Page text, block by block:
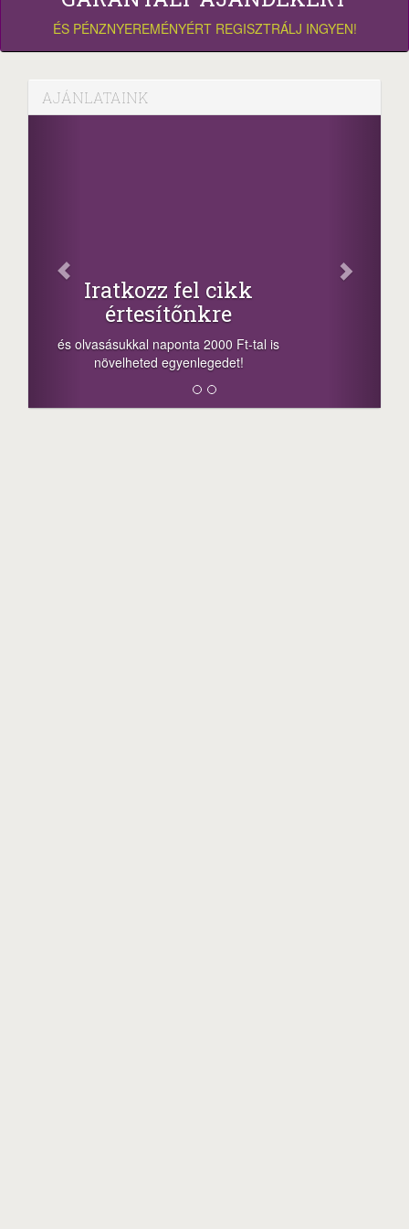
ÉS PÉNZNYEREMÉNYÉRT REGISZTRÁLJ INGYEN!
AJÁNLATAINK
+1.000.000 Ft...
-nyeremény növelés jár a szerencsésnek
megosztási lehetőséget. Lájkolj is minket!